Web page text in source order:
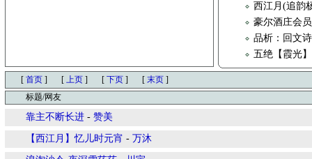
西江月(追韵
豪尔酒庄会
品析：回文
五绝【霞光】
[ 首页 ] [ 上页 ] [ 下页 ] [ 末页 ]
标题/网友
靠主不断长进 - 赞美
【西江月】忆儿时元宵 - 万沐